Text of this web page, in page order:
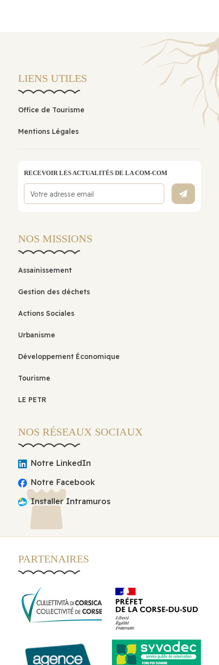
LIENS UTILES
Office de Tourisme
Mentions Légales
RECEVOIR LES ACTUALITÉS DE LA COM-COM
NOS MISSIONS
Assainissement
Gestion des déchets
Actions Sociales
Urbanisme
Développement Économique
Tourisme
LE PETR
NOS RÉSEAUX SOCIAUX
Notre LinkedIn
Notre Facebook
Installer Intramuros
PARTENAIRES